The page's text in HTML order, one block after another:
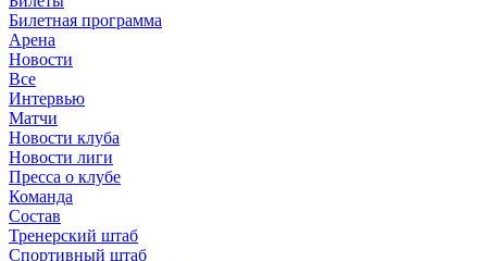
Билетная программа
Арена
Новости
Все
Интервью
Матчи
Новости клуба
Новости лиги
Пресса о клубе
Команда
Состав
Тренерский штаб
Спортивный штаб